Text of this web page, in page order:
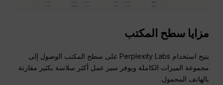
مزايا سطح المكتب
يتيح استخدام Perplexity Labs على سطح المكتب الوصول إلى
مجموعة الميزات الكاملة ويوفر سير عمل أكثر سلاسة بكثير مقارنة
بالهاتف المحمول.